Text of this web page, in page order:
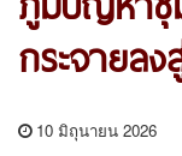
กระจายล
10 มิถุนายน 2026